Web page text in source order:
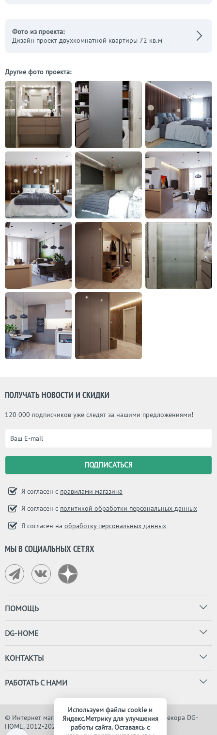
Фото из проекта:
Дизайн проект двухкомнатной квартиры 72 кв.м
Другие фото проекта:
ПОЛУЧАТЬ НОВОСТИ И СКИДКИ
120 000 подписчиков уже следят за нашими предложениями!
Я согласен с правилами магазина
Я согласен с политикой обработки персональных данных
Я согласен на обработку персональных данных
МЫ В СОЦИАЛЬНЫХ СЕТЯХ
ПОМОЩЬ
DG-HOME
КОНТАКТЫ
РАБОТАТЬ С НАМИ
© Интернет магазин дизайнерской мебели, света и декора DG-
HOME, 2012-2026. Все права защищены
Используем файлы cookie и
Яндекс.Метрику для улучшения
работы сайта. Оставаясь с